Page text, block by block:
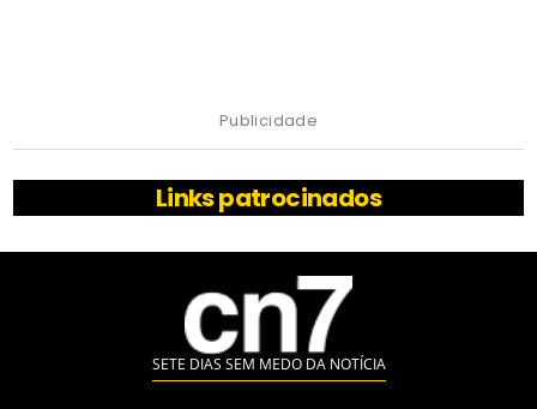
Publicidade
Links patrocinados
SETE DIAS SEM MEDO DA NOTÍCIA